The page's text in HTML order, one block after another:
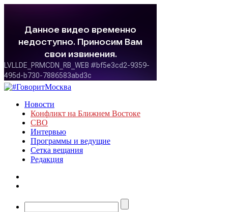
Новости
Конфликт на Ближнем Востоке
СВО
Интервью
Программы и ведущие
Сетка вещания
Редакция